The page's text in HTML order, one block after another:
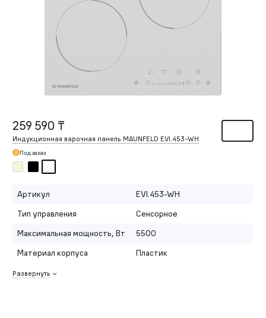
259 590 ₸
Индукционная варочная панель MAUNFELD EVI.453-WH
Под заказ
Артикул
EVI.453-WH
Тип управления
Сенсорное
Максимальная мощность, Вт
5500
Материал корпуса
Пластик
Развернуть